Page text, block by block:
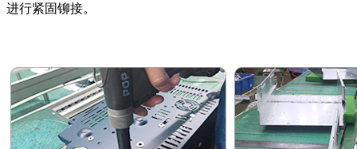
进行紧固铆接。